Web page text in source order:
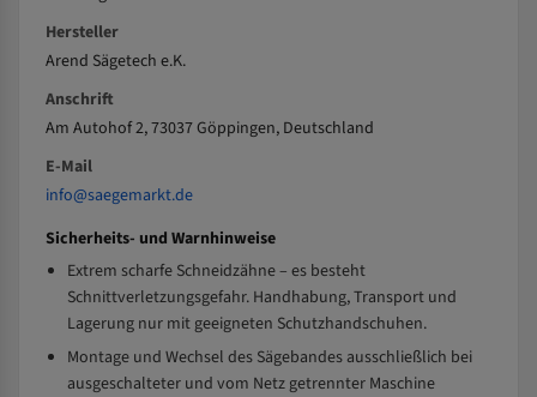
Hersteller
Arend Sägetech e.K.
Anschrift
Am Autohof 2, 73037 Göppingen, Deutschland
E-Mail
info@saegemarkt.de
Sicherheits- und Warnhinweise
Extrem scharfe Schneidzähne – es besteht
Schnittverletzungsgefahr. Handhabung, Transport und
Lagerung nur mit geeigneten Schutzhandschuhen.
Montage und Wechsel des Sägebandes ausschließlich bei
ausgeschalteter und vom Netz getrennter Maschine